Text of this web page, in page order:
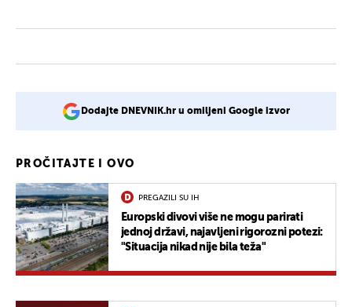
Dodajte DNEVNIK.hr u omiljeni Google izvor
PROČITAJTE I OVO
PREGAZILI SU IH
Europski divovi više ne mogu parirati
jednoj državi, najavljeni rigorozni potezi:
"Situacija nikad nije bila teža"